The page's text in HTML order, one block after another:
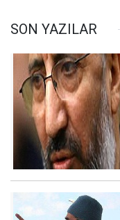
SON YAZILAR